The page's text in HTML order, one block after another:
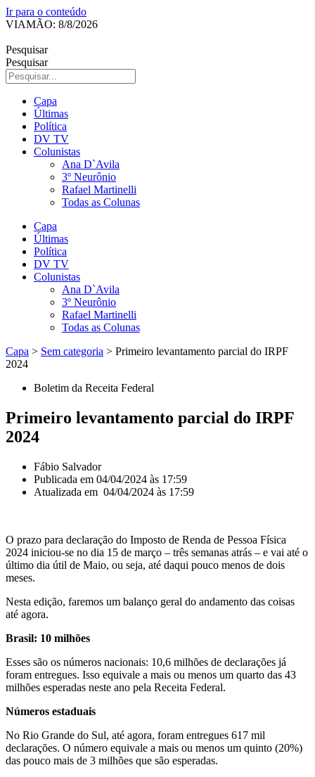
Ir para o conteúdo
VIAMÃO: 8/8/2026
Pesquisar
Pesquisar
Capa
Últimas
Política
DV TV
Colunistas
Ana D`Avila
3º Neurônio
Rafael Martinelli
Todas as Colunas
Capa
Últimas
Política
DV TV
Colunistas
Ana D`Avila
3º Neurônio
Rafael Martinelli
Todas as Colunas
Capa > Sem categoria > Primeiro levantamento parcial do IRPF
2024
Boletim da Receita Federal
Primeiro levantamento parcial do IRPF
2024
Fábio Salvador
Publicada em 04/04/2024 às 17:59
Atualizada em 04/04/2024 às 17:59
O prazo para declaração do Imposto de Renda de Pessoa Física
2024 iniciou-se no dia 15 de março – três semanas atrás – e vai até o
último dia útil de Maio, ou seja, até daqui pouco menos de dois
meses.
Nesta edição, faremos um balanço geral do andamento das coisas
até agora.
Brasil: 10 milhões
Esses são os números nacionais: 10,6 milhões de declarações já
foram entregues. Isso equivale a mais ou menos um quarto das 43
milhões esperadas neste ano pela Receita Federal.
Números estaduais
No Rio Grande do Sul, até agora, foram entregues 617 mil
declarações. O número equivale a mais ou menos um quinto (20%)
das pouco mais de 3 milhões que são esperadas.